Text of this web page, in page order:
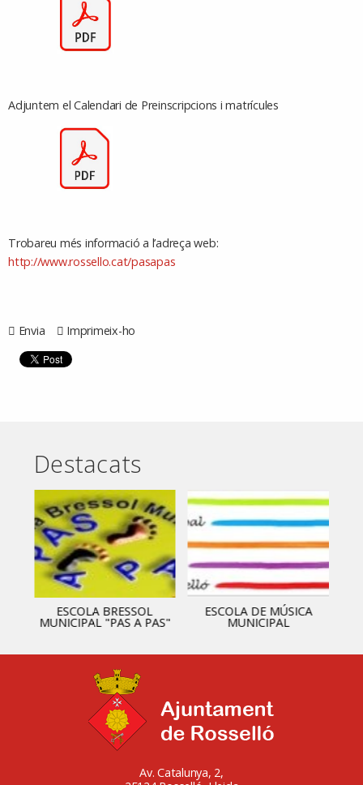
Adjuntem el Calendari de Preinscripcions i matrícules
Trobareu més informació a l’adreça web:
http://www.rossello.cat/pasapas
Envia Imprimeix-ho
Destacats
ESCOLA BRESSOL
MUNICIPAL "PAS A PAS"
ESCOLA DE MÚSICA
MUNICIPAL
Av. Catalunya, 2,